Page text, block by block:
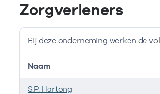
Zorgverleners
Bij deze onderneming werken de
Naam
S.P. Hartong